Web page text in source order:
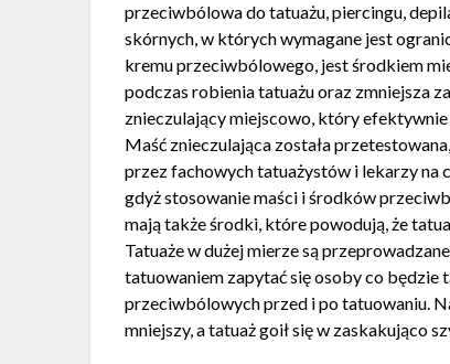
przeciwbólowa do tatuażu, piercingu,
skórnych, w których wymagane jest
kremu przeciwbólowego, jest środkiem
podczas robienia tatuażu oraz zmniejsza
znieczulający miejscowo, który
Maść znieczulająca została
przez fachowych tatuażystów i lekarzy na
gdyż stosowanie maści i środków
mają także środki, które powodują, że
Tatuaże w dużej mierze są
tatuowaniem zapytać się osoby co będzie
przeciwbólowych przed i po tatuowaniu.
mniejszy, a tatuaż goił się w zaskakująco